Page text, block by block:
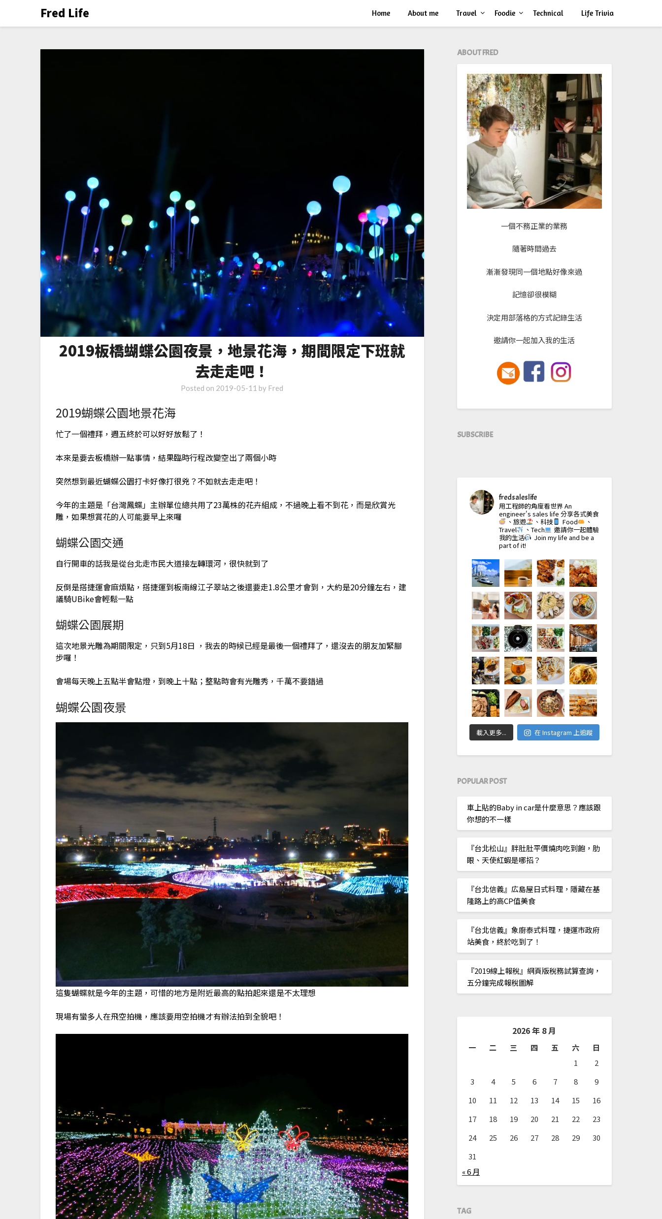
Fred Life Home About me Travel Foodie Technical Life Trivia
2019板橋蝴蝶公園夜景，地景花海，期間限定下班就
去走走吧！
Posted on 2019-05-11 by Fred
2019蝴蝶公園地景花海
忙了一個禮拜，週五終於可以好好放鬆了！
本來是要去板橋辦一點事情，結果臨時行程改變空出了兩個小時
突然想到最近蝴蝶公園打卡好像打很兇？不如就去走走吧！
今年的主題是「台灣鳳蝶」主辦單位總共用了23萬株的花卉組成，不過晚上看不到花，而是欣賞光
雕，如果想賞花的人可能要早上來囉
蝴蝶公園交通
自行開車的話我是從台北走市民大道接左轉環河，很快就到了
反倒是搭捷運會麻煩點，搭捷運到板南線江子翠站之後還要走1.8公里才會到，大約是20分鐘左右，建
議騎UBike會輕鬆一點
蝴蝶公園展期
這次地景光雕為期間限定，只到5月18日 ，我去的時候已經是最後一個禮拜了，還沒去的朋友加緊腳
步囉！
會場每天晚上五點半會點燈，到晚上十點；整點時會有光雕秀，千萬不要錯過
蝴蝶公園夜景
這隻蝴蝶就是今年的主題，可惜的地方是附近最高的點拍起來還是不太理想
現場有蠻多人在飛空拍機，應該要用空拍機才有辦法拍到全貌吧！
ABOUT FRED
一個不務正業的業務
隨著時間過去
漸漸發現同一個地點好像來過
記憶卻很模糊
決定用部落格的方式記錄生活
邀請你一起加入我的生活
SUBSCRIBE
fredsaleslife
用工程師的角度看世界 An
engineer's sales life 分享各式美食
、旅遊
、科技 Food
、
Travel
、Tech
邀請你一起體驗
我的生活
Join my life and be a
part of it!
載入更多... 在 Instagram 上追蹤
POPULAR POST
車上貼的Baby in car是什麼意思？應該跟
你想的不一樣
『台北松山』胖肚肚平價燒肉吃到飽，肋
眼、天使紅蝦是哪招？
『台北信義』広島屋日式料理，隱藏在基
隆路上的高CP值美食
『台北信義』象廚泰式料理，捷運市政府
站美食，終於吃到了！
『2019線上報稅』網頁版稅務試算查詢，
五分鐘完成報稅圖解
2026 年 8 月
一 二 三 四 五 六
日
1
2
3
4 5 6 7 8
9
10
11 12 13 14 15
16
17
18 19 20 21 22
23
24
25 26 27 28 29
30
31
« 6 月
TAG